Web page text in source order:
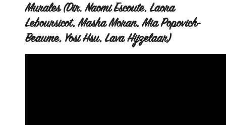
Murales (Dir. Naomi Escoute, Laora
Leboursicot, Masha Moran, Mia Popovich-
Beaume, Yosi Hsu, Lava Hijzelaar)